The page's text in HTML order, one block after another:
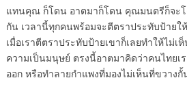
แทนคุณ ก็โดน อาตมาก็โดน คุณมนตรีก็จะ
กัน เวลานี้ทุกคนพร้อมจะตีตราประทับป้ายใ
เมื่อเราตีตราประทับป้ายเขาก็เลยทำให้ไม่
ความเป็นมนุษย์ ตรงนี้อาตมาคิดว่าคนไทยเ
ออก หรือทำลายกำแพงที่มองไม่เห็นที่ขวางกั้